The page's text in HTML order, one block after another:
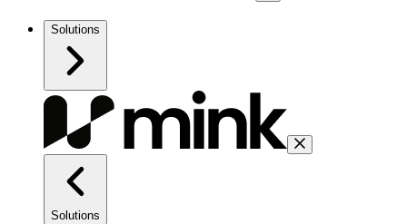
Solutions
Solutions